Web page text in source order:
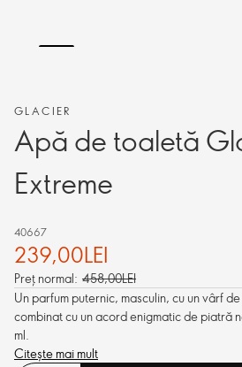
GLACIER
Apă de toaletă
Extreme
40667
239,00LEI
Preț normal: 458,00LEI
Un parfum puternic, masculin, cu un vârf
combinat cu un acord enigmatic de piatră
ml.
Citește mai mult